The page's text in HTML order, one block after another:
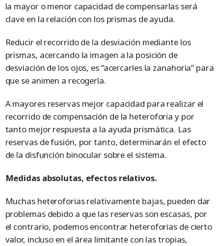
la mayor o menor capacidad de compensarlas será
clave en la relación con los prismas de ayuda.
Reducir el recorrido de la desviación mediante los
prismas, acercando la imagen a la posición de
desviación de los ojos, es “acercarles la zanahoria” para
que se animen a recogerla.
A mayores reservas mejor capacidad para realizar el
recorrido de compensación de la heteroforia y por
tanto mejor respuesta a la ayuda prismática. Las
reservas de fusión, por tanto, determinarán el efecto
de la disfunción binocular sobre el sistema.
Medidas absolutas, efectos relativos.
Muchas heteroforias relativamente bajas, pueden dar
problemas debido a que las reservas son escasas, por
el contrario, podemos encontrar heteroforias de cierto
valor, incluso en el área limitante con las tropias,